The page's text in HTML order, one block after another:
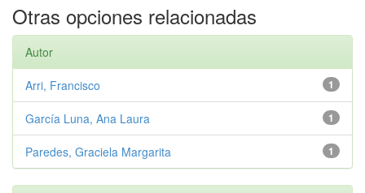
Otras opciones relacionadas
Autor
1
Arri, Francisco
1
García Luna, Ana Laura
1
Paredes, Graciela Margarita